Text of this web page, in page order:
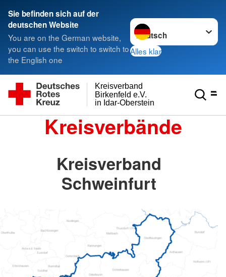
Sie befinden sich auf der
deutschen Website
You are on the German website,
you can use the switch to switch to
the English one
Sprache wechseln zu
Alles klar
in Idar-Oberstein
Birkenfeld e.V.
Kreisverband
Kreisverbände
Kreisverband
Schweinfurt